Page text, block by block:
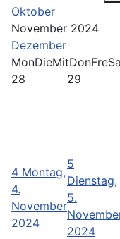
Oktober
November 2024
Dezember
MonDieMitDonFre
28
29
4 Montag,
4.
November
2024
5
Dienstag,
5.
2024